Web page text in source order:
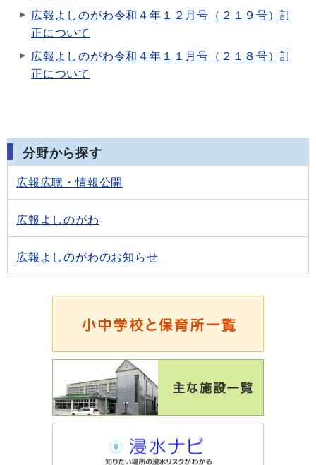
広報よしのがわ令和４年１２月号（２１９号）訂
正について
広報よしのがわ令和４年１１月号（２１８号）訂
正について
分野から探す
広報広聴・情報公開
広報よしのがわ
広報よしのがわのお知らせ